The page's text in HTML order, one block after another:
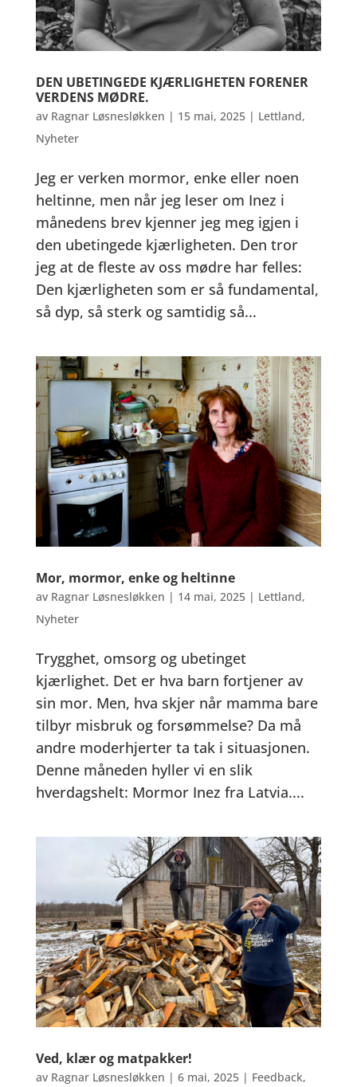
DEN UBETINGEDE KJÆRLIGHETEN FORENER
VERDENS MØDRE.
av Ragnar Løsnesløkken | 15 mai, 2025| Lettland,
Nyheter
Jeg er verken mormor, enke eller noen
heltinne, men når jeg leser om Inez i
månedens brev kjenner jeg meg igjen i
den ubetingede kjærligheten. Den tror
jeg at de fleste av oss mødre har felles:
Den kjærligheten som er så fundamental,
så dyp, så sterk og samtidig så...
Mor, mormor, enke og heltinne
av Ragnar Løsnesløkken | 14 mai, 2025| Lettland,
Nyheter
Trygghet, omsorg og ubetinget
kjærlighet. Det er hva barn fortjener av
sin mor. Men, hva skjer når mamma bare
tilbyr misbruk og forsømmelse? Da må
andre moderhjerter ta tak i situasjonen.
Denne måneden hyller vi en slik
hverdagshelt: Mormor Inez fra Latvia....
Ved, klær og matpakker!
av Ragnar Løsnesløkken | 6 mai, 2025| Feedback,